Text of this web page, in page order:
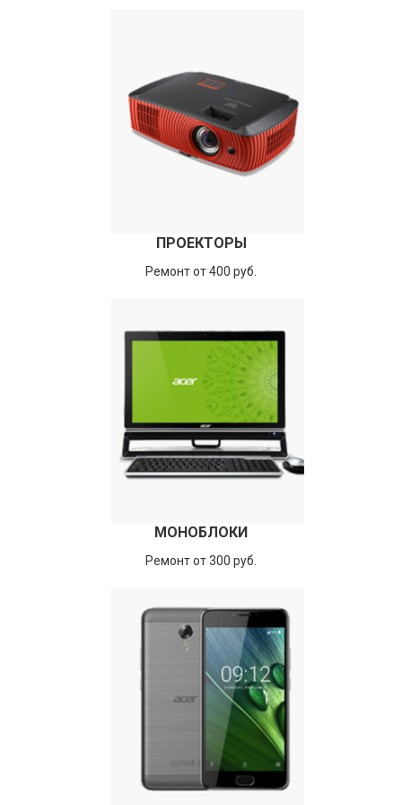
ПРОЕКТОРЫ
Ремонт от 400 руб.
МОНОБЛОКИ
Ремонт от 300 руб.